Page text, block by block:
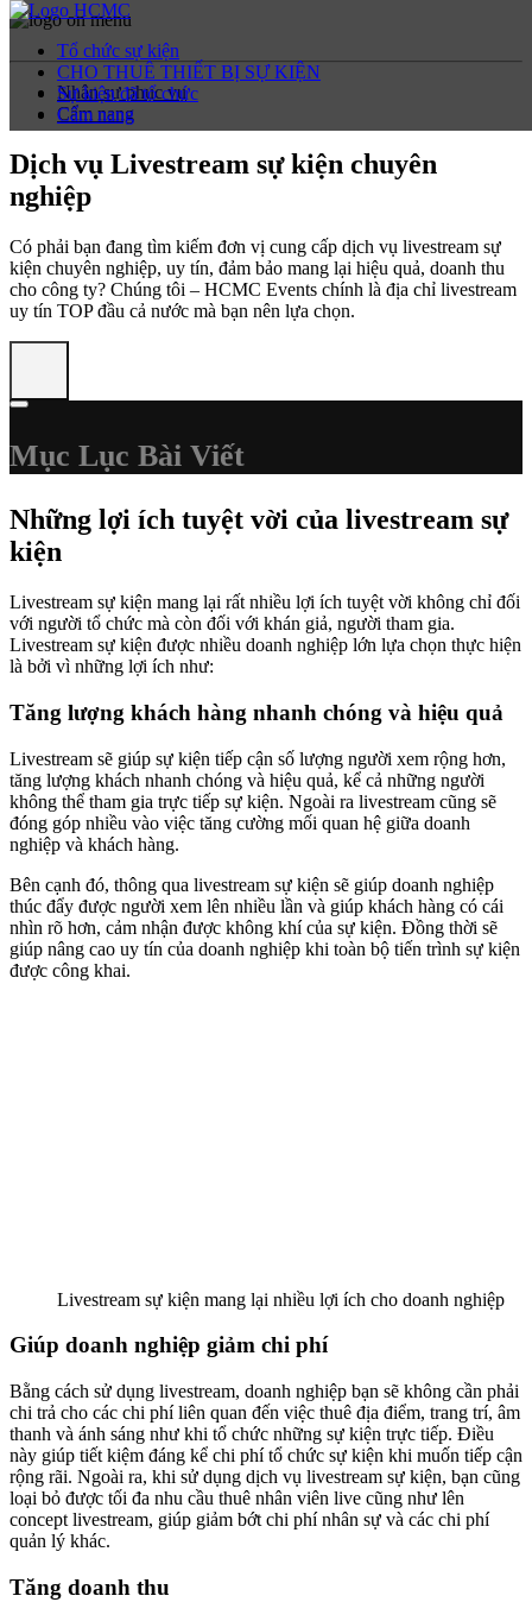
Nhân sự phục vụ
Cẩm nang
Tổ chức sự kiện
CHO THUÊ THIẾT BỊ SỰ KIỆN
Sự kiện đã tổ chức
Cẩm nang
Dịch vụ Livestream sự kiện chuyên
nghiệp
Có phải bạn đang tìm kiếm đơn vị cung cấp dịch vụ livestream sự
kiện chuyên nghiệp, uy tín, đảm bảo mang lại hiệu quả, doanh thu
cho công ty? Chúng tôi – HCMC Events chính là địa chỉ livestream
uy tín TOP đầu cả nước mà bạn nên lựa chọn.
Mục Lục Bài Viết
Những lợi ích tuyệt vời của livestream sự
kiện
Livestream sự kiện mang lại rất nhiều lợi ích tuyệt vời không chỉ đối
với người tổ chức mà còn đối với khán giả, người tham gia.
Livestream sự kiện được nhiều doanh nghiệp lớn lựa chọn thực hiện
là bởi vì những lợi ích như:
Tăng lượng khách hàng nhanh chóng và hiệu quả
Livestream sẽ giúp sự kiện tiếp cận số lượng người xem rộng hơn,
tăng lượng khách nhanh chóng và hiệu quả, kể cả những người
không thể tham gia trực tiếp sự kiện. Ngoài ra livestream cũng sẽ
đóng góp nhiều vào việc tăng cường mối quan hệ giữa doanh
nghiệp và khách hàng.
Bên cạnh đó, thông qua livestream sự kiện sẽ giúp doanh nghiệp
thúc đẩy được người xem lên nhiều lần và giúp khách hàng có cái
nhìn rõ hơn, cảm nhận được không khí của sự kiện. Đồng thời sẽ
giúp nâng cao uy tín của doanh nghiệp khi toàn bộ tiến trình sự kiện
được công khai.
Livestream sự kiện mang lại nhiều lợi ích cho doanh nghiệp
Giúp doanh nghiệp giảm chi phí
Bằng cách sử dụng livestream, doanh nghiệp bạn sẽ không cần phải
chi trả cho các chi phí liên quan đến việc thuê địa điểm, trang trí, âm
thanh và ánh sáng như khi tổ chức những sự kiện trực tiếp. Điều
này giúp tiết kiệm đáng kể chi phí tổ chức sự kiện khi muốn tiếp cận
rộng rãi. Ngoài ra, khi sử dụng dịch vụ livestream sự kiện, bạn cũng
loại bỏ được tối đa nhu cầu thuê nhân viên live cũng như lên
concept livestream, giúp giảm bớt chi phí nhân sự và các chi phí
quản lý khác.
Tăng doanh thu